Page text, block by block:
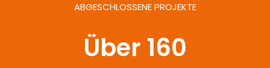
ABGESCHLOSSENE PROJEKTE
Über 160